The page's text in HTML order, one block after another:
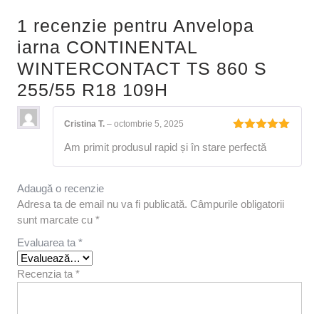
1 recenzie pentru Anvelopa
iarna CONTINENTAL
WINTERCONTACT TS 860 S
255/55 R18 109H
5din 5
Cristina T. – octombrie 5, 2025
Am primit produsul rapid și în stare perfectă
Adaugă o recenzie
Adresa ta de email nu va fi publicată. Câmpurile obligatorii
sunt marcate cu *
Evaluarea ta *
Recenzia ta *